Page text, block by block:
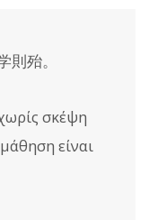
殆。
σκέψη
είναι